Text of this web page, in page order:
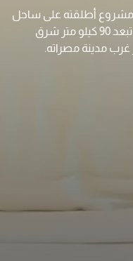
أطلقته على ساحل
البحر المتوسط في منطقة غنيمة، التي تبعد 90 كيلو متر شرق